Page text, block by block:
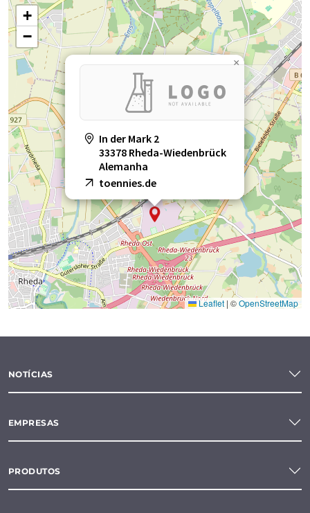
In der Mark 2
33378 Rheda-Wiedenbrück
Alemanha
toennies.de
×
+
−
Leaflet | ©OpenStreetMap
NOTÍCIAS
EMPRESAS
PRODUTOS